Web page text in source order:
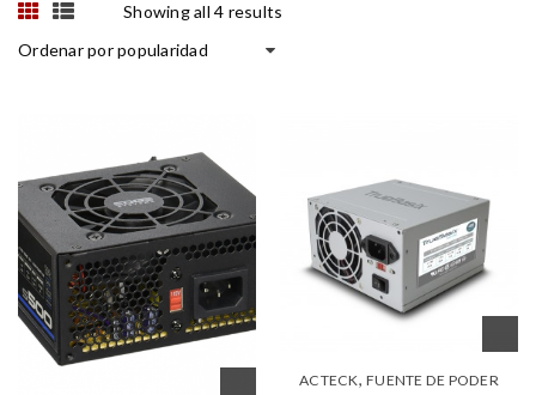
Showing all 4 results
Ordenar por popularidad
ACTECK,FUENTE DE PODER